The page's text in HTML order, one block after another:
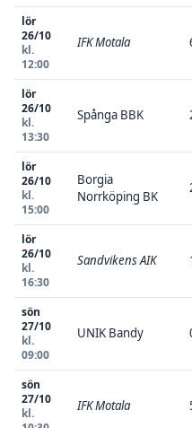
lör
26/10
kl.
12:00
IFK Motala
lör
26/10
kl.
13:30
Spånga BBK
lör
26/10
kl.
15:00
Borgia
Norrköping BK
lör
26/10
kl.
16:30
Sandvikens AIK
sön
27/10
kl.
09:00
UNIK Bandy
sön
27/10
kl.
IFK Motala